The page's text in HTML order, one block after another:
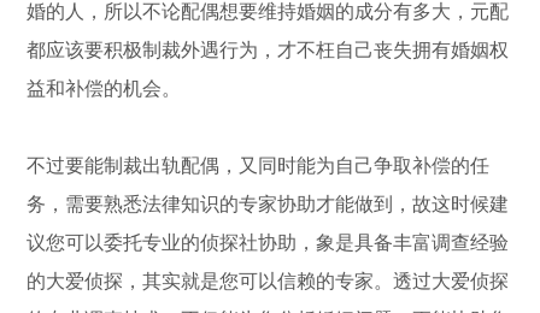
婚的人，所以不论配偶想要维持婚姻的成分有多大，元配
都应该要积极制裁外遇行为，才不枉自己丧失拥有婚姻权
益和补偿的机会。
不过要能制裁出轨配偶，又同时能为自己争取补偿的任
务，需要熟悉法律知识的专家协助才能做到，故这时候建
议您可以委托专业的侦探社协助，象是具备丰富调查经验
的大爱侦探，其实就是您可以信赖的专家。透过大爱侦探